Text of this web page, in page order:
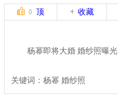
0 顶 收藏
杨幂即将大婚 婚纱照曝光
关键词：杨幂 婚纱照